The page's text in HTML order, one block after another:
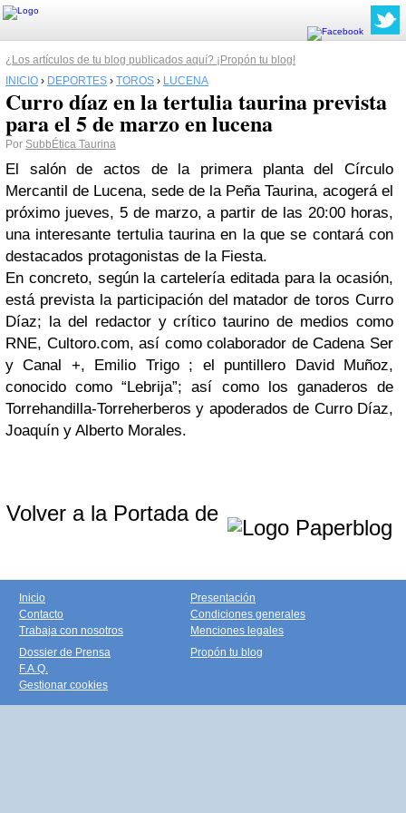
¿Los artículos de tu blog publicados aquí? ¡Propón tu blog!
INICIO › DEPORTES › TOROS › LUCENA
Curro díaz en la tertulia taurina prevista
para el 5 de marzo en lucena
Por SubbÉtica Taurina
El salón de actos de la primera planta del Círculo
Mercantil de Lucena, sede de la Peña Taurina, acogerá el
próximo jueves, 5 de marzo, a partir de las 20:00 horas,
una interesante tertulia taurina en la que se contará con
destacados protagonistas de la Fiesta.
En concreto, según la cartelería editada para la ocasión,
está prevista la participación del matador de toros Curro
Díaz; la del redactor y crítico taurino de medios como
RNE, Cultoro.com, así como colaborador de Cadena Ser
y Canal +, Emilio Trigo ; el puntillero David Muñoz,
conocido como “Lebrija”; así como los ganaderos de
Torrehandilla-Torreherberos y apoderados de Curro Díaz,
Joaquín y Alberto Morales.
Volver a la Portada de
Inicio
Contacto
Trabaja con nosotros
Presentación
Condiciones generales
Menciones legales
Dossier de Prensa
F.A.Q.
Gestionar cookies
Propón tu blog